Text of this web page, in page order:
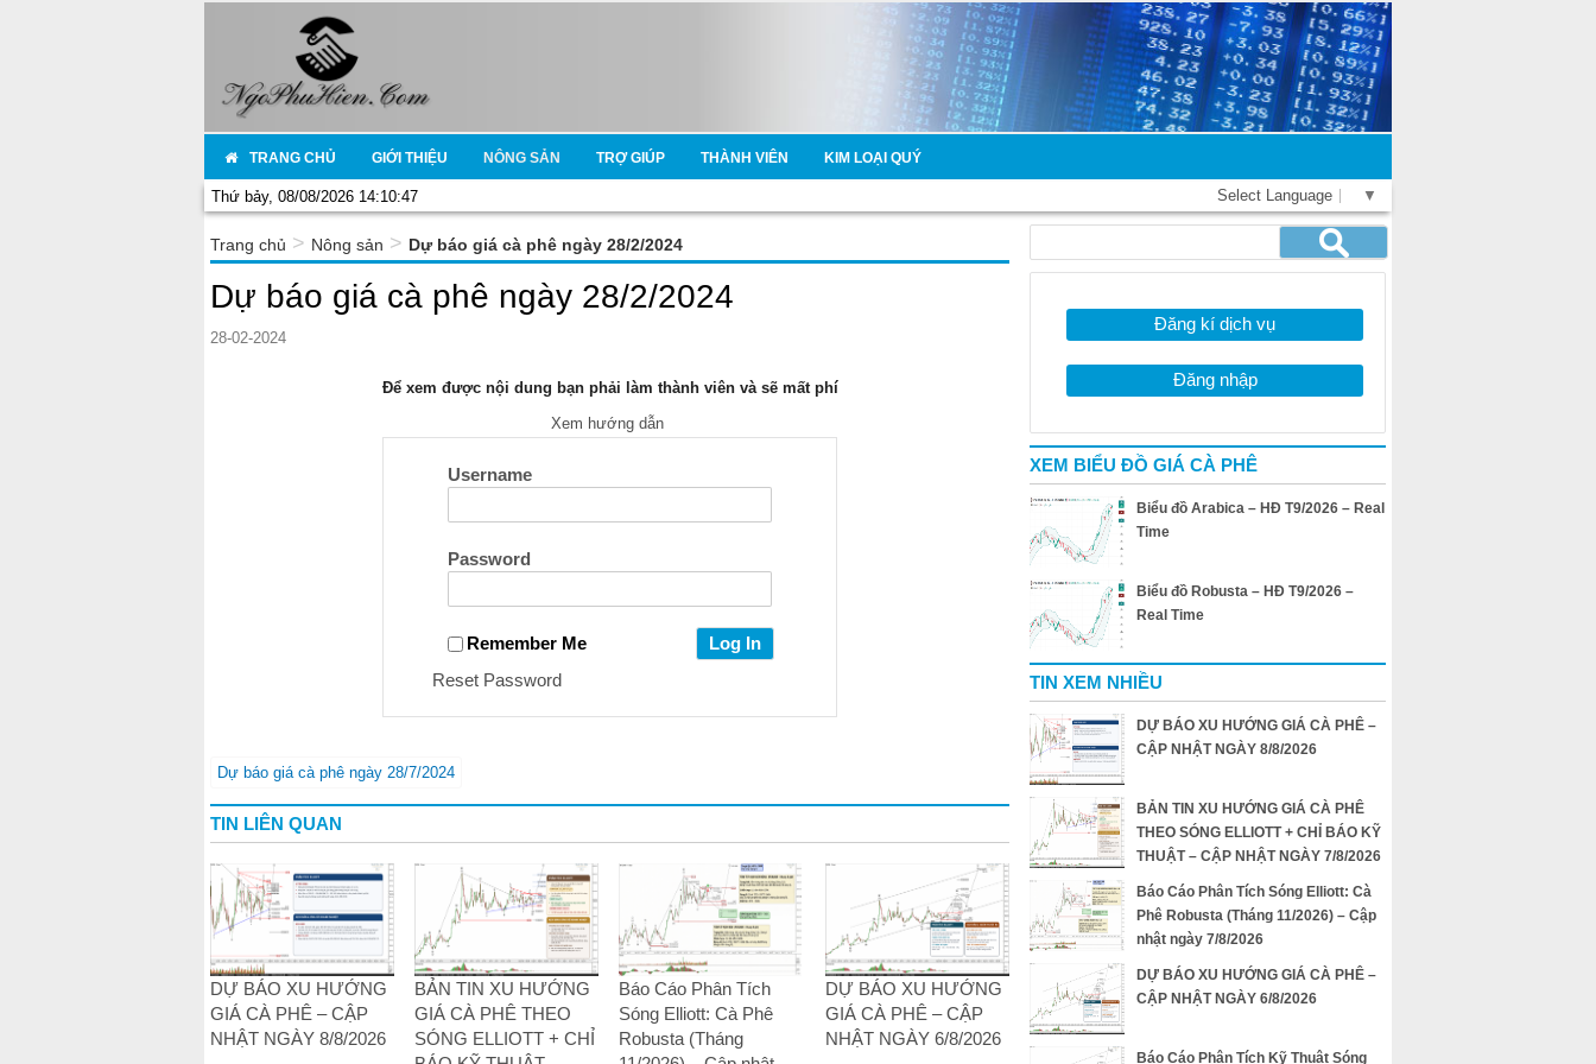
TRANG CHỦ GIỚI THIỆU NÔNG SẢN TRỢ GIÚP THÀNH VIÊN KIM LOẠI QUÝ
Thứ bảy, 08/08/2026 14:10:47 Select Language ▼
Trang chủ > Nông sản > Dự báo giá cà phê ngày 28/2/2024
Dự báo giá cà phê ngày 28/2/2024
28-02-2024
Để xem được nội dung bạn phải làm thành viên và sẽ mất phí
Xem hướng dẫn
Username
Password
Remember Me
Reset Password
Dự báo giá cà phê ngày 28/7/2024
TIN LIÊN QUAN
DỰ BÁO XU HƯỚNG
GIÁ CÀ PHÊ – CẬP
NHẬT NGÀY 8/8/2026
BẢN TIN XU HƯỚNG
GIÁ CÀ PHÊ THEO
SÓNG ELLIOTT + CHỈ
Báo Cáo Phân Tích
Sóng Elliott: Cà Phê
Robusta (Tháng
DỰ BÁO XU HƯỚNG
GIÁ CÀ PHÊ – CẬP
NHẬT NGÀY 6/8/2026
Đăng kí dịch vụ
Đăng nhập
XEM BIỂU ĐỒ GIÁ CÀ PHÊ
Biểu đồ Arabica – HĐ T9/2026 – Real
Time
Biểu đồ Robusta – HĐ T9/2026 –
Real Time
TIN XEM NHIỀU
DỰ BÁO XU HƯỚNG GIÁ CÀ PHÊ –
CẬP NHẬT NGÀY 8/8/2026
BẢN TIN XU HƯỚNG GIÁ CÀ PHÊ
THEO SÓNG ELLIOTT + CHỈ BÁO KỸ
THUẬT – CẬP NHẬT NGÀY 7/8/2026
Báo Cáo Phân Tích Sóng Elliott: Cà
Phê Robusta (Tháng 11/2026) – Cập
nhật ngày 7/8/2026
DỰ BÁO XU HƯỚNG GIÁ CÀ PHÊ –
CẬP NHẬT NGÀY 6/8/2026
Báo Cáo Phân Tích Kỹ Thuật Sóng